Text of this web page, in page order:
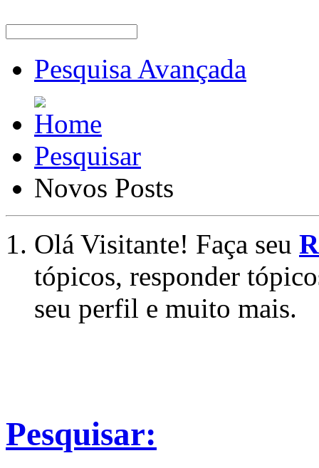
Pesquisa Avançada
Pesquisar
Novos Posts
Olá Visitante! Faça seu
tópicos, responder
seu perfil e muito mais.
Pesquisar: